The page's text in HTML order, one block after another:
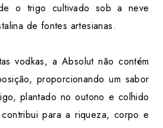
o trigo cultivado sob a neve
de fontes artesianas.
vodkas, a Absolut não contém
proporcionando um sabor
plantado no outono e colhido
para a riqueza, corpo e